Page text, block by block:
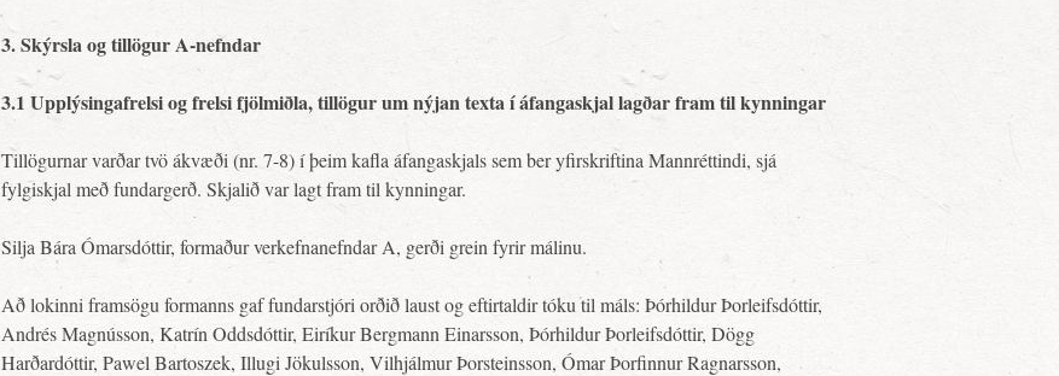
3. Skýrsla og tillögur A-nefndar
3.1 Upplýsingafrelsi og frelsi fjölmiðla, tillögur um nýjan texta í áfangaskjal lagðar fram til kynningar
Tillögurnar varðar tvö ákvæði (nr. 7-8) í þeim kafla áfangaskjals sem ber yfirskriftina Mannréttindi, sjá
fylgiskjal með fundargerð. Skjalið var lagt fram til kynningar.
Silja Bára Ómarsdóttir, formaður verkefnanefndar A, gerði grein fyrir málinu.
Að lokinni framsögu formanns gaf fundarstjóri orðið laust og eftirtaldir tóku til máls: Þórhildur Þorleifsdóttir,
Andrés Magnússon, Katrín Oddsdóttir, Eiríkur Bergmann Einarsson, Þórhildur Þorleifsdóttir, Dögg
Harðardóttir, Pawel Bartoszek, Illugi Jökulsson, Vilhjálmur Þorsteinsson, Ómar Þorfinnur Ragnarsson,